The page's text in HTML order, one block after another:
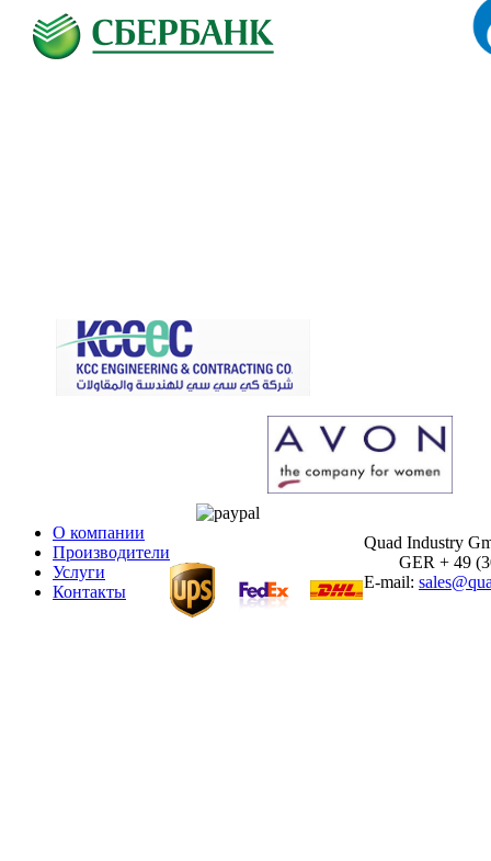
О компании
Производители
Услуги
Контакты
Quad Industry
GER + 49
E-mail: